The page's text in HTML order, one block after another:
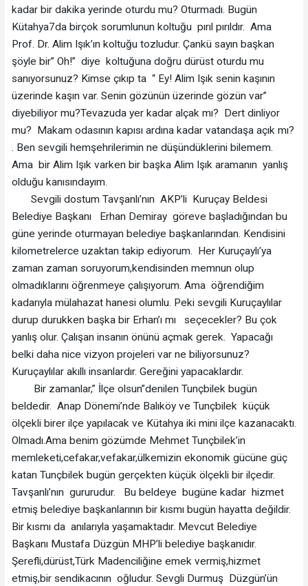
kadar bir dakika yerinde oturdu mu? Oturmadı. Bugün
Kütahya7da birçok sorumlunun koltuğu pırıl pırıldır. Ama
Prof. Dr. Alim Işık’ın koltuğu tozludur. Çankü sayın başkan
şöyle bir” Oh!” diye koltuğuna doğru dürüst oturdu mu
sanıyorsunuz? Kimse çıkıp ta “ Ey! Alim Işık senin kaşının
üzerinde kaşın var. Senin gözünün üzerinde gözün var”
diyebiliyor mu?Tevazuda yer kadar alçak mı? Dert dinliyor
mu? Makam odasının kapısı ardına kadar vatandaşa açık mı?
. Ben sevgili hemşehrilerimin ne düşündüklerini bilemem.
Ama bir Alim Işık varken bir başka Alim Işık aramanın yanlış
olduğu kanısındayım.
Sevgili dostum Tavşanlı’nın AKP’li Kuruçay Beldesi
Belediye Başkanı Erhan Demiray göreve başladığından bu
güne yerinde oturmayan belediye başkanlarından. Kendisini
kilometrelerce uzaktan takip ediyorum. Her Kuruçaylı’ya
zaman zaman soruyorum,kendisinden memnun olup
olmadıklarını öğrenmeye çalışıyorum. Ama öğrendiğim
kadarıyla mülahazat hanesi olumlu. Peki sevgili Kuruçaylılar
durup durukken başka bir Erhan’ı mı seçecekler? Bu çok
yanlış olur. Çalışan insanın önünü açmak gerek. Yapacağı
belki daha nice vizyon projeleri var ne biliyorsunuz?
Kuruçaylılar akıllı insanlardır. Gereğini yapacaklardır.
Bir zamanlar,” İlçe olsun”denilen Tunçbilek bugün
beldedir. Anap Dönemi’nde Balıköy ve Tunçbilek küçük
ölçekli birer ilçe yapılacak ve Kütahya iki mini ilçe kazanacaktı.
Olmadı.Ama benim gözümde Mehmet Tunçbilek’in
memleketi,cefakar,vefakar,ülkemizin ekonomik gücüne güç
katan Tunçbilek bugün gerçekten küçük ölçekli bir ilçedir.
Tavşanlı’nın gururudur. Bu beldeye bugüne kadar hizmet
etmiş belediye başkanlarının bir kısmı bugün hayatta değildir.
Bir kısmı da anılarıyla yaşamaktadır. Mevcut Belediye
Başkanı Mustafa Düzgün MHP’li belediye başkanıdır.
Şerefli,dürüst,Türk Madenciliğine emek vermiş,hizmet
etmiş,bir sendikacının oğludur. Sevgli Durmuş Düzgün’ün